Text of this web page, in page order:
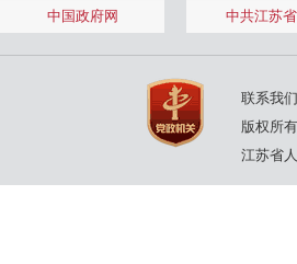
中国政府网 中共江苏
联系我们
版权所
江苏省